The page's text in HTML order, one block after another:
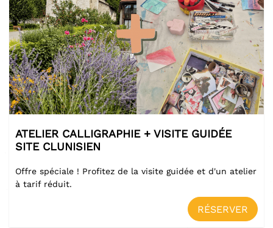
ATELIER CALLIGRAPHIE + VISITE GUIDÉE
SITE CLUNISIEN
Offre spéciale ! Profitez de la visite guidée et d'un atelier
à tarif réduit.
RÉSERVER